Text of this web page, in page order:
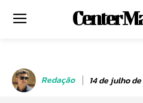
Center
Redação 14 de julho de